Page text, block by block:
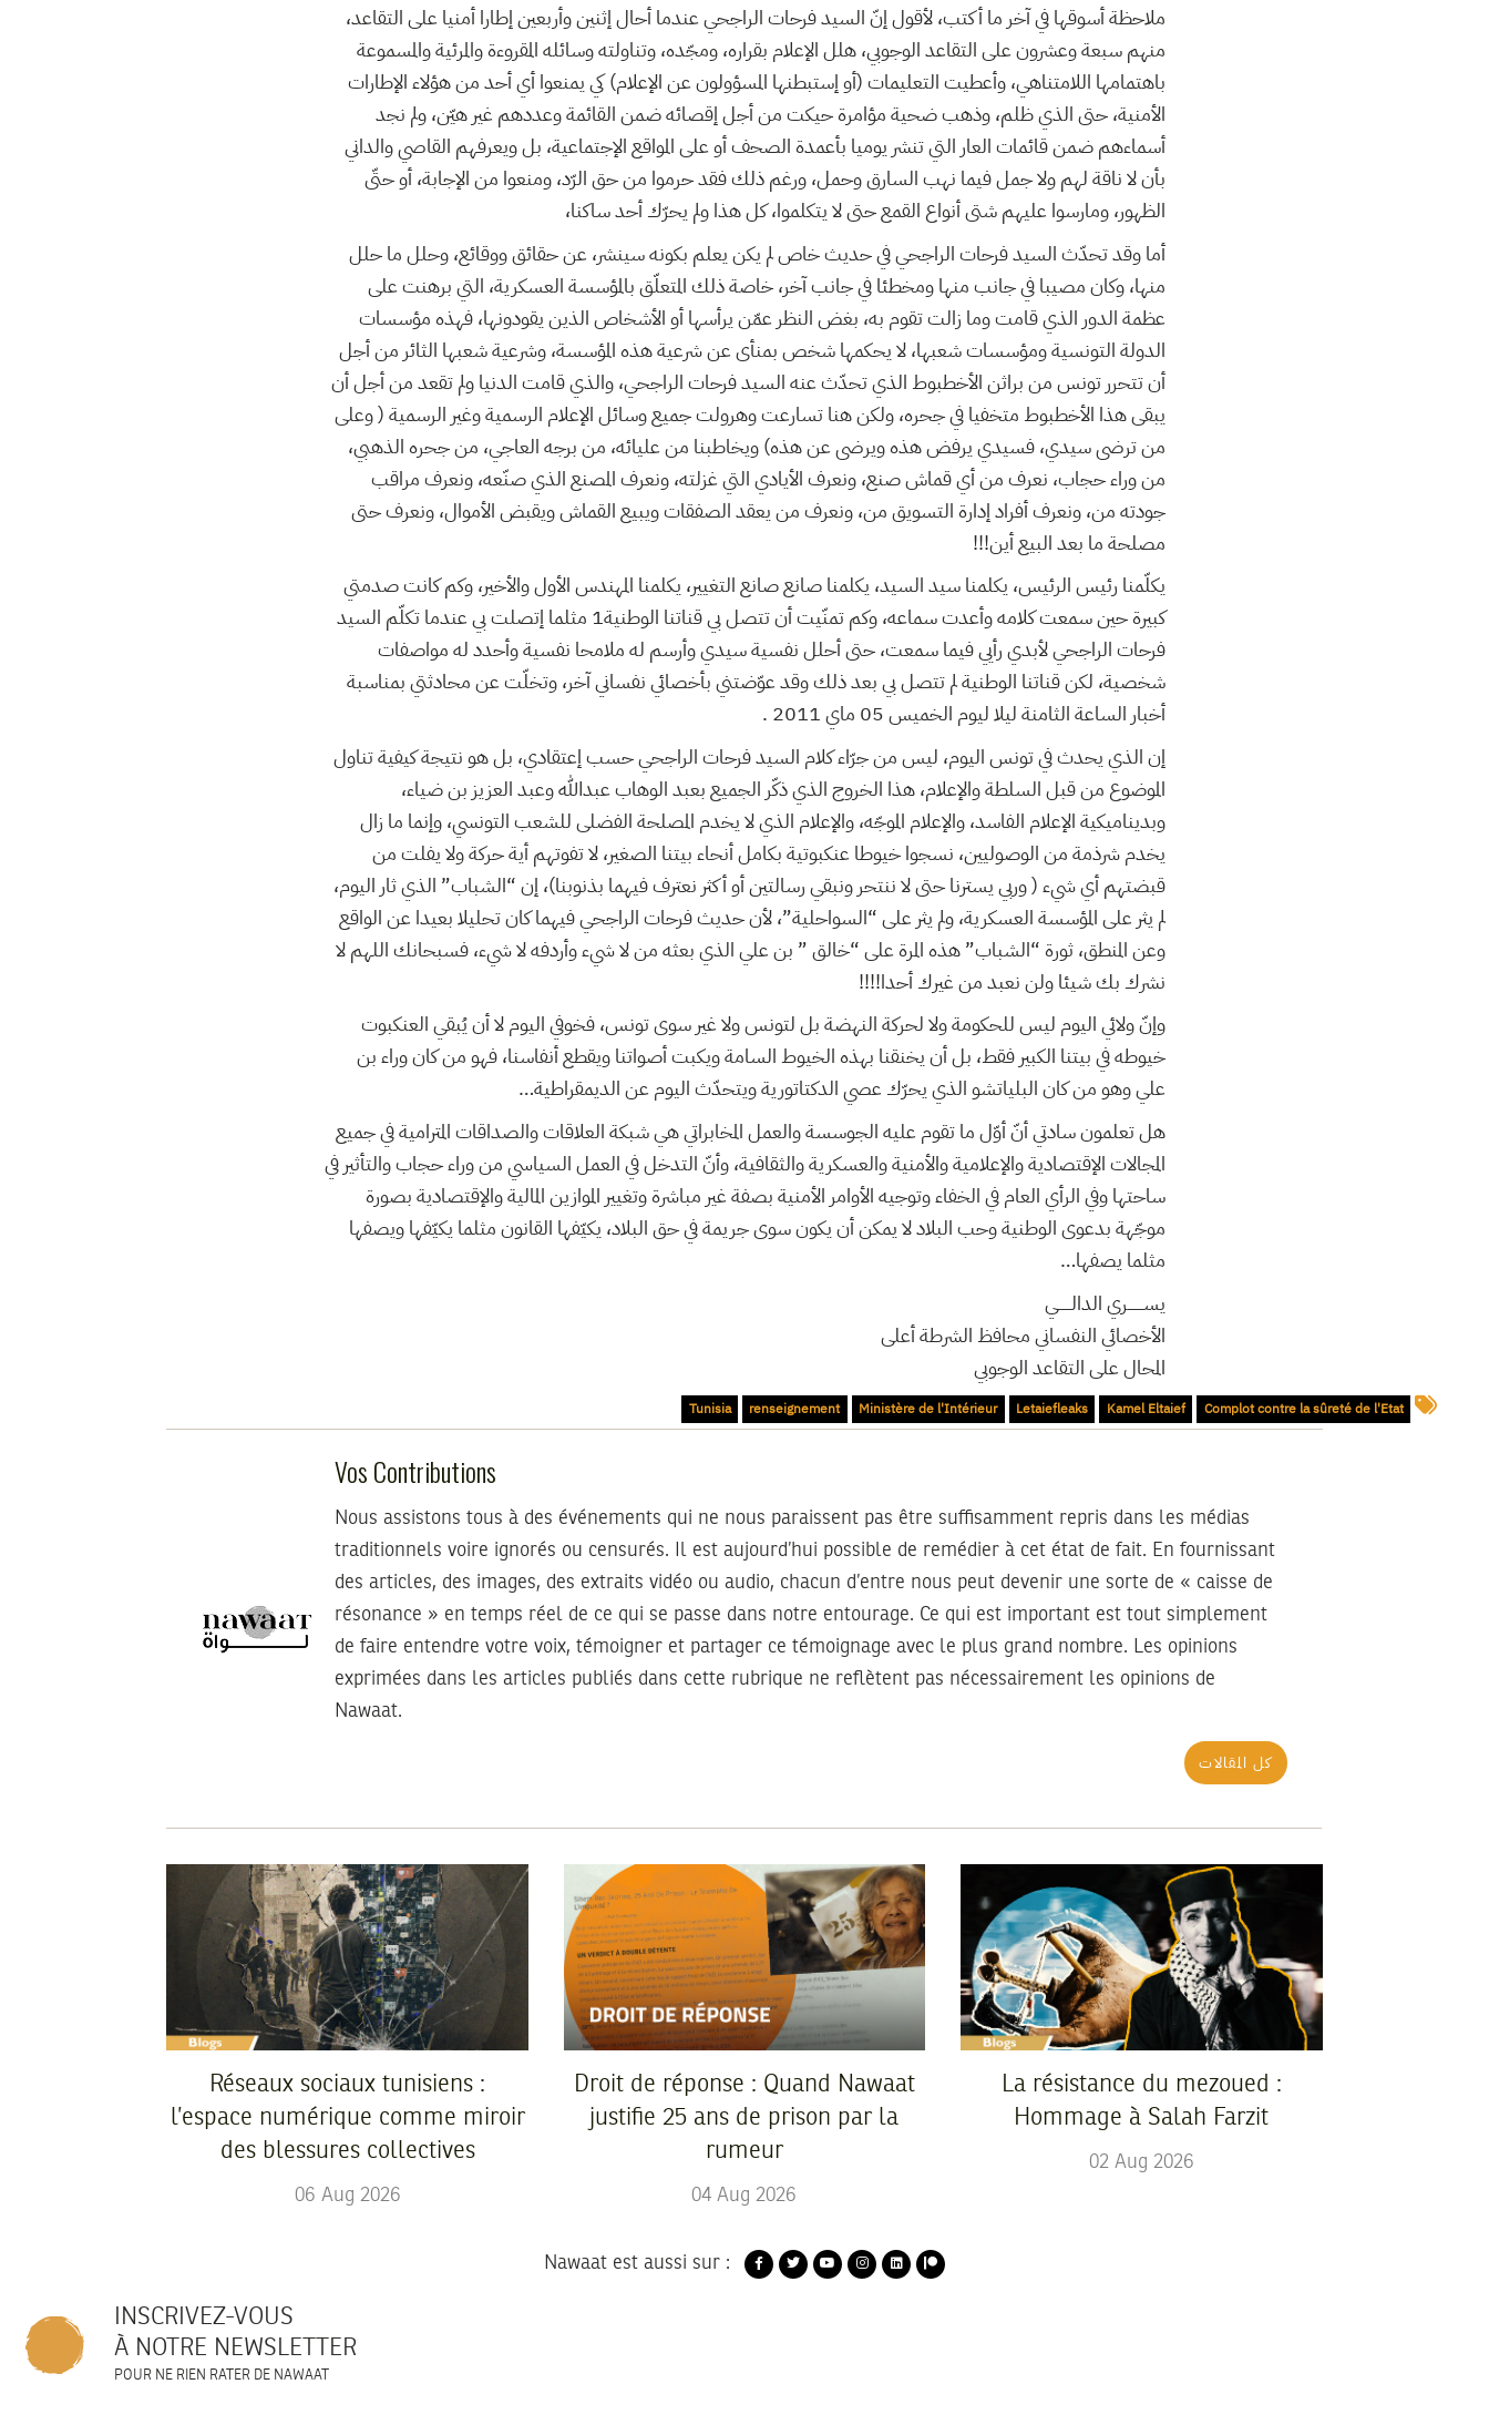
ملاحظة أسوقها في آخر ما أكتب، لأقول إنّ السيد فرحات الراجحي عندما أحال إثنين وأربعين إطارا أمنيا على التقاعد،
منهم سبعة وعشرون على التقاعد الوجوبي، هلل الإعلام بقراره، ومجّده، وتناولته وسائله المقروءة والمرئية والمسموعة
باهتمامها اللامتناهي، وأعطيت التعليمات (أو إستبطنها المسؤولون عن الإعلام) كي يمنعوا أي أحد من هؤلاء الإطارات
الأمنية، حتى الذي ظلم، وذهب ضحية مؤامرة حيكت من أجل إقصائه ضمن القائمة وعددهم غير هيّن، ولم نجد
أسماءهم ضمن قائمات العار التي تنشر يوميا بأعمدة الصحف أو على المواقع الإجتماعية، بل ويعرفهم القاصي والداني
بأن لا ناقة لهم ولا جمل فيما نهب السارق وحمل، ورغم ذلك فقد حرموا من حق الرّد، ومنعوا من الإجابة، أو حتّى
الظهور، ومارسوا عليهم شتى أنواع القمع حتى لا يتكلموا، كل هذا ولم يحرّك أحد ساكنا،
أما وقد تحدّث السيد فرحات الراجحي في حديث خاص لم يكن يعلم بكونه سينشر، عن حقائق ووقائع، وحلل ما حلل
منها، وكان مصيبا في جانب منها ومخطئا في جانب آخر، خاصة ذلك المتعلّق بالمؤسسة العسكرية، التي برهنت على
عظمة الدور الذي قامت وما زالت تقوم به، بغض النظر عمّن يرأسها أو الأشخاص الذين يقودونها، فهذه مؤسسات
الدولة التونسية ومؤسسات شعبها، لا يحكمها شخص بمنأى عن شرعية هذه المؤسسة، وشرعية شعبها الثائر من أجل
أن تتحرر تونس من براثن الأخطبوط الذي تحدّث عنه السيد فرحات الراجحي، والذي قامت الدنيا ولم تقعد من أجل أن
يبقى هذا الأخطبوط متخفيا في جحره، ولكن هنا تسارعت وهرولت جميع وسائل الإعلام الرسمية وغير الرسمية ( وعلى
من ترضى سيدي، فسيدي يرفض هذه ويرضى عن هذه) ويخاطبنا من عليائه، من برجه العاجي، من جحره الذهبي،
من وراء حجاب، نعرف من أي قماش صنع، ونعرف الأيادي التي غزلته، ونعرف المصنع الذي صنّعه، ونعرف مراقب
جودته من، ونعرف أفراد إدارة التسويق من، ونعرف من يعقد الصفقات ويبيع القماش ويقبض الأموال، ونعرف حتى
مصلحة ما بعد البيع أين!!!
يكلّمنا رئيس الرئيس، يكلمنا سيد السيد، يكلمنا صانع صانع التغيير، يكلمنا المهندس الأول والأخير، وكم كانت صدمتي
كبيرة حين سمعت كلامه وأعدت سماعه، وكم تمنّيت أن تتصل بي قناتنا الوطنية1 مثلما إتصلت بي عندما تكلّم السيد
فرحات الراجحي لأبدي رأيي فيما سمعت، حتى أحلل نفسية سيدي وأرسم له ملامحا نفسية وأحدد له مواصفات
شخصية، لكن قناتنا الوطنية لم تتصل بي بعد ذلك وقد عوّضتني بأخصائي نفساني آخر، وتخلّت عن محادثتي بمناسبة
أخبار الساعة الثامنة ليلا ليوم الخميس 05 ماي 2011 .
إن الذي يحدث في تونس اليوم، ليس من جرّاء كلام السيد فرحات الراجحي حسب إعتقادي، بل هو نتيجة كيفية تناول
الموضوع من قبل السلطة والإعلام، هذا الخروج الذي ذكّر الجميع بعبد الوهاب عبدالله وعبد العزيز بن ضياء،
وبديناميكية الإعلام الفاسد، والإعلام الموجّه، والإعلام الذي لا يخدم المصلحة الفضلى للشعب التونسي، وإنما ما زال
يخدم شرذمة من الوصوليين، نسجوا خيوطا عنكبوتية بكامل أنحاء بيتنا الصغير، لا تفوتهم أية حركة ولا يفلت من
قبضتهم أي شيء ( وربي يسترنا حتى لا ننتحر ونبقي رسالتين أو أكثر نعترف فيهما بذنوبنا)، إن “الشباب” الذي ثار اليوم،
لم يثر على المؤسسة العسكرية، ولم يثر على “السواحلية”، لأن حديث فرحات الراجحي فيهما كان تحليلا بعيدا عن الواقع
وعن المنطق، ثورة “الشباب” هذه المرة على “خالق ” بن علي الذي بعثه من لا شيء وأردفه لا شيء، فسبحانك اللهم لا
نشرك بك شيئا ولن نعبد من غيرك أحدا!!!!
وإنّ ولائي اليوم ليس للحكومة ولا لحركة النهضة بل لتونس ولا غير سوى تونس، فخوفي اليوم لا أن يُبقي العنكبوت
خيوطه في بيتنا الكبير فقط، بل أن يخنقنا بهذه الخيوط السامة ويكبت أصواتنا ويقطع أنفاسنا، فهو من كان وراء بن
علي وهو من كان البلياتشو الذي يحرّك عصي الدكتاتورية ويتحدّث اليوم عن الديمقراطية…
هل تعلمون سادتي أنّ أوّل ما تقوم عليه الجوسسة والعمل المخابراتي هي شبكة العلاقات والصداقات المترامية في جميع
المجالات الإقتصادية والإعلامية والأمنية والعسكرية والثقافية، وأنّ التدخل في العمل السياسي من وراء حجاب والتأثير في
ساحتها وفي الرأي العام في الخفاء وتوجيه الأوامر الأمنية بصفة غير مباشرة وتغيير الموازين المالية والإقتصادية بصورة
موجّهة بدعوى الوطنية وحب البلاد لا يمكن أن يكون سوى جريمة في حق البلاد، يكيّفها القانون مثلما يكيّفها ويصفها
مثلما يصفها…
يســـــــري الدالــــــي
الأخصائي النفساني محافظ الشرطة أعلى
المحال على التقاعد الوجوبي
Complot contre la sûreté de l'Etat
Kamel Eltaief
Letaiefleaks
Ministère de l'Intérieur
renseignement
Tunisia
Vos Contributions
Nous assistons tous à des événements qui ne nous paraissent pas être suffisamment repris dans les médias
traditionnels voire ignorés ou censurés. Il est aujourd’hui possible de remédier à cet état de fait. En fournissant
des articles, des images, des extraits vidéo ou audio, chacun d’entre nous peut devenir une sorte de « caisse de
résonance » en temps réel de ce qui se passe dans notre entourage. Ce qui est important est tout simplement
de faire entendre votre voix, témoigner et partager ce témoignage avec le plus grand nombre. Les opinions
exprimées dans les articles publiés dans cette rubrique ne reflètent pas nécessairement les opinions de
Nawaat.
كل المقالات
Réseaux sociaux tunisiens :
l’espace numérique comme miroir
des blessures collectives
06 Aug 2026
Droit de réponse : Quand Nawaat
justifie 25 ans de prison par la
rumeur
04 Aug 2026
La résistance du mezoued :
Hommage à Salah Farzit
02 Aug 2026
Nawaat est aussi sur :
INSCRIVEZ-VOUS
À NOTRE NEWSLETTER
POUR NE RIEN RATER DE NAWAAT